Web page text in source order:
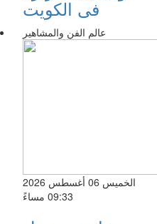
فى الكويت
عالم الفن والمشاهير
الخميس 06 أغسطس 2026
09:33 مساءً